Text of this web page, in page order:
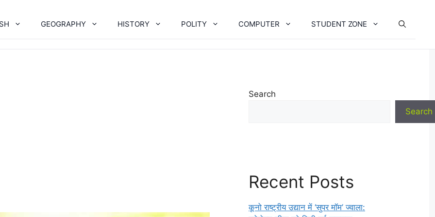
GEOGRAPHY HISTORY POLITY COMPUTER STUDENT ZONE
Search
Search
Recent Posts
कूनो राष्ट्रीय उद्यान में ‘सुपर मॉम’ ज्वाला: